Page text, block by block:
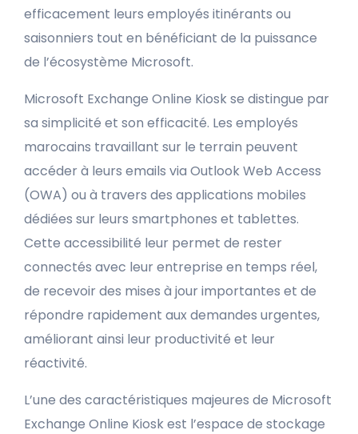
efficacement leurs employés itinérants ou
saisonniers tout en bénéficiant de la puissance
de l’écosystème Microsoft.
Microsoft Exchange Online Kiosk se distingue par
sa simplicité et son efficacité. Les employés
marocains travaillant sur le terrain peuvent
accéder à leurs emails via Outlook Web Access
(OWA) ou à travers des applications mobiles
dédiées sur leurs smartphones et tablettes.
Cette accessibilité leur permet de rester
connectés avec leur entreprise en temps réel,
de recevoir des mises à jour importantes et de
répondre rapidement aux demandes urgentes,
améliorant ainsi leur productivité et leur
réactivité.
L’une des caractéristiques majeures de Microsoft
Exchange Online Kiosk est l’espace de stockage